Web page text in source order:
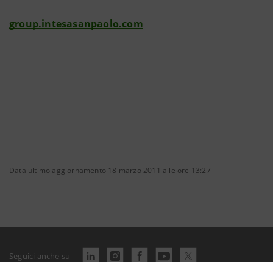
group.intesasanpaolo.com
Data ultimo aggiornamento 18 marzo 2011 alle ore 13:27
Seguici anche su